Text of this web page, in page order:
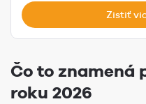
Zistiť
Čo to znamená
roku 2026